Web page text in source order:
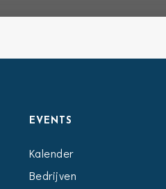
EVENTS
Kalender
Bedrijven